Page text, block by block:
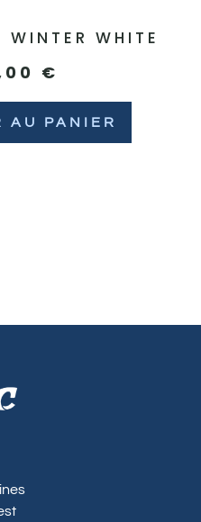
WHITE
€
AU PANIER